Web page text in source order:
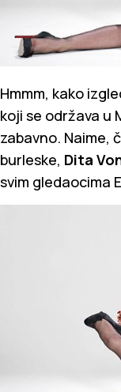
Hmmm, kako
koji se održava u
zabavno. Naime,
burleske, Dita
svim gledaocima